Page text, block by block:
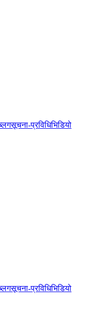
सूचना-प्रविधिभिडियो
सूचना-प्रविधिभिडियो